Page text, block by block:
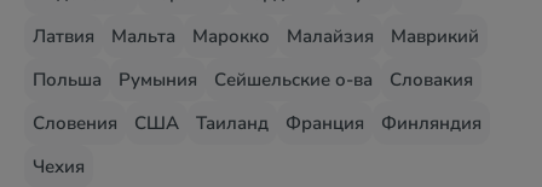
Латвия
Мальта Марокко Малайзия
Маврикий
Польша
Румыния Сейшельские о-ва
Словакия
Словения
США Таиланд Франция
Финляндия
Чехия